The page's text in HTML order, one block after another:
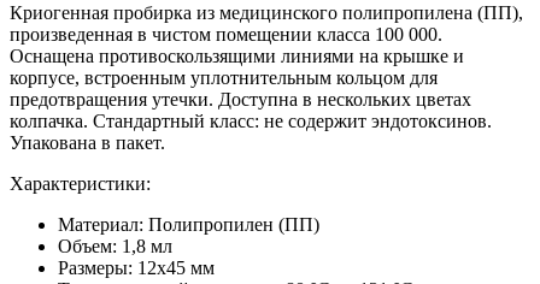
Криогенная пробирка из медицинского полипропилена (ПП),
произведенная в чистом помещении класса 100 000.
Оснащена противоскользящими линиями на крышке и
корпусе, встроенным уплотнительным кольцом для
предотвращения утечки. Доступна в нескольких цветах
колпачка. Стандартный класс: не содержит эндотоксинов.
Упакована в пакет.
Характеристики:
Материал: Полипропилен (ПП)
Объем: 1,8 мл
Размеры: 12x45 мм